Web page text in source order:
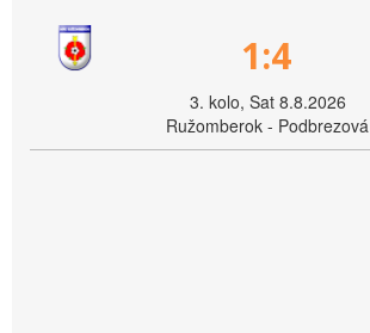
1:4
3. kolo, Sat 8.8.2026
Ružomberok - Podbrezová